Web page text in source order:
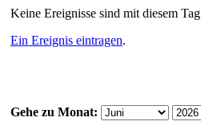
Keine Ereignisse sind mit diesem
Ein Ereignis eintragen.
Gehe zu Monat: